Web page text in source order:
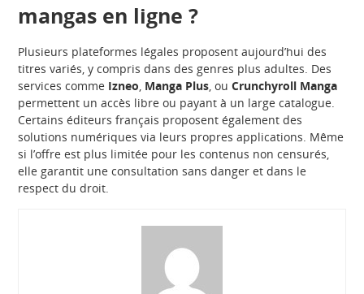
mangas en ligne ?
Plusieurs plateformes légales proposent aujourd’hui des
titres variés, y compris dans des genres plus adultes. Des
services comme Izneo, Manga Plus, ouCrunchyroll Manga
permettent un accès libre ou payant à un large catalogue.
Certains éditeurs français proposent également des
solutions numériques via leurs propres applications. Même
si l’offre est plus limitée pour les contenus non censurés,
elle garantit une consultation sans danger et dans le
respect du droit.